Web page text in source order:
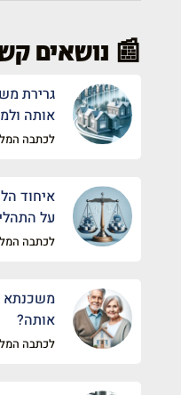
📰 נושאים
גרירת
אותה
לכתבה
איחוד
על
לכתבה
משכנתא
אותה?
לכתבה